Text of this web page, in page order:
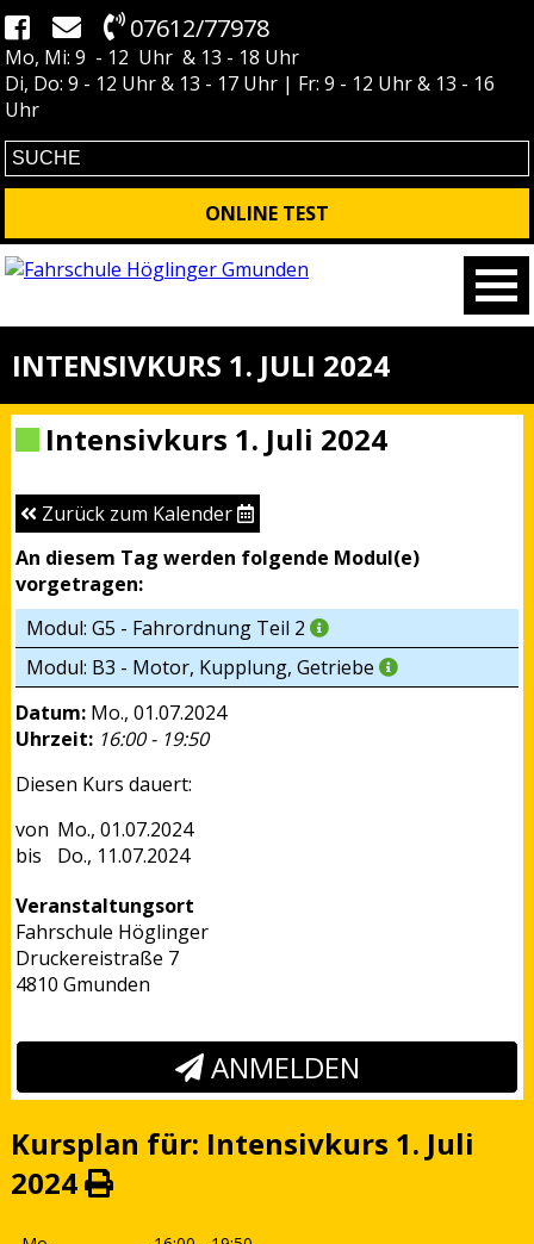
07612/77978
Mo, Mi: 9 - 12 Uhr & 13 - 18 Uhr
Di, Do: 9 - 12 Uhr & 13 - 17 Uhr | Fr: 9 - 12 Uhr & 13 - 16
Uhr
ONLINE TEST
INTENSIVKURS 1. JULI 2024
Intensivkurs 1. Juli 2024
Zurück zum Kalender
An diesem Tag werden folgende Modul(e)
vorgetragen:
Modul: G5 - Fahrordnung Teil 2
Modul: B3 - Motor, Kupplung, Getriebe
Datum: Mo., 01.07.2024
Uhrzeit: 16:00 - 19:50
Diesen Kurs dauert:
Mo., 01.07.2024
Do., 11.07.2024
Veranstaltungsort
Fahrschule Höglinger
Druckereistraße 7
4810 Gmunden
ANMELDEN
Kursplan für: Intensivkurs 1. Juli
2024